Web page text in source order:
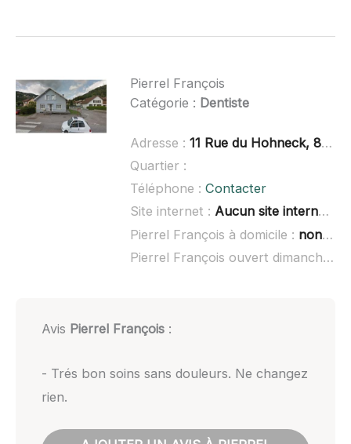
Pierrel François
Catégorie : Dentiste
Adresse : 11 Rue du Hohneck, 88250 La Bresse
Quartier :
Téléphone : Contacter
Site internet : Aucun site internet connu
Pierrel François à domicile : non renseigné
Pierrel François ouvert dimanche :
Avis Pierrel François:
- Trés bon soins sans douleurs. Ne changez
rien.